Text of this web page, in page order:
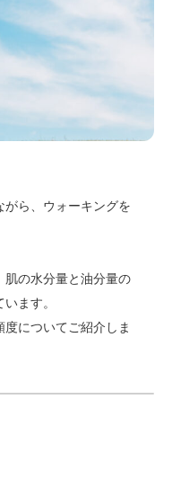
がら、ウォーキングを
肌の水分量と油分量の
ます。
についてご紹介しま